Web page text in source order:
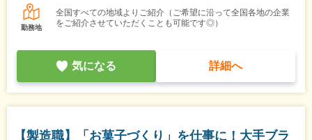
勤務地
全国すべての地域よりご紹介（ご希望に沿って全国各地の企業
をご紹介させていただくことも可能です◎）
気になる 詳細へ
【製造職】「お菓子づくり」を仕事に！大手ブラ